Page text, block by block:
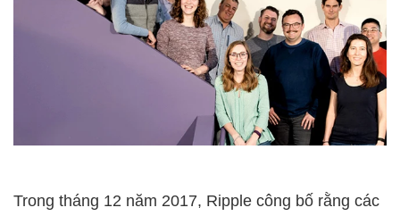
Trong tháng 12 năm 2017, Ripple công bố rằng các